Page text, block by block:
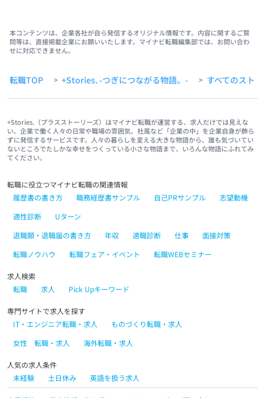
本コンテンツは、企業各社が自ら発信するオリジナル情報です。内容に関するご質
問等は、直接掲載企業にお願いいたします。マイナビ転職編集部では、お問い合わ
せに対応できません。
転職TOP > +Stories. -つぎにつながる物語。- > すべてのスト
+Stories.（プラスストーリーズ）はマイナビ転職が運営する、求人だけでは見えな
い、企業で働く人々の日常や職場の雰囲気、社風など「企業の中」を企業自身が飾ら
ずに発信するサービスです。人々の暮らしを変える大きな物語から、誰も気づいてい
ないところでたしかな幸せをつくっている小さな物語まで、いろんな物語にふれてみ
てください。
転職に役立つマイナビ転職の関連情報
履歴書の書き方
職務経歴書サンプル 自己PRサンプル
志望動機
適性診断
Uターン
退職願・退職届の書き方
年収 適職診断 仕事
面接対策
転職ノウハウ
転職フェア・イベント 転職WEBセミナー
求人検索
転職
求人 Pick Upキーワード
専門サイトで求人を探す
IT・エンジニア転職・求人
ものづくり転職・求人
女性 転職・求人
海外転職・求人
人気の求人条件
未経験
土日休み 英語を扱う求人